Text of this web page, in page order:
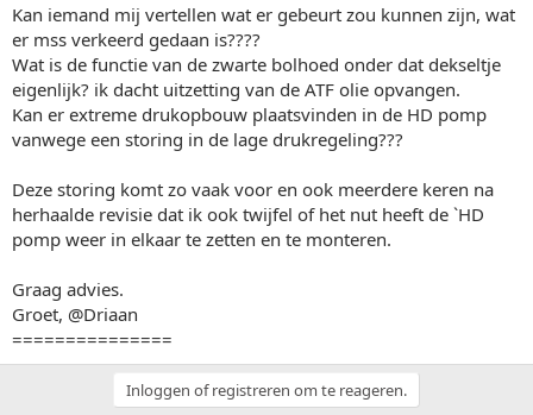
Kan iemand mij vertellen wat er gebeurt zou kunnen zijn, wat
er mss verkeerd gedaan is????
Wat is de functie van de zwarte bolhoed onder dat dekseltje
eigenlijk? ik dacht uitzetting van de ATF olie opvangen.
Kan er extreme drukopbouw plaatsvinden in de HD pomp
vanwege een storing in de lage drukregeling???
Deze storing komt zo vaak voor en ook meerdere keren na
herhaalde revisie dat ik ook twijfel of het nut heeft de `HD
pomp weer in elkaar te zetten en te monteren.
Graag advies.
Groet, @Driaan
===============
Inloggen of registreren om te reageren.